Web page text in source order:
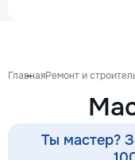
ГлавнаяРемонт и
Ты мастер?